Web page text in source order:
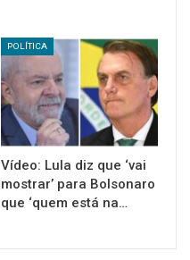
POLÍTICA
Vídeo: Lula diz que ‘vai
mostrar’ para Bolsonaro
que ‘quem está na…